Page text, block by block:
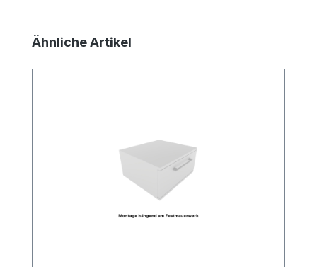
Produktgalerie überspringen
Ähnliche Artikel